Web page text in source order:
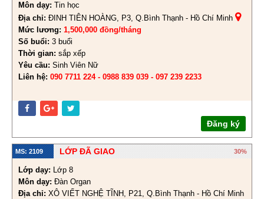
Môn dạy: Tin học
Địa chỉ: ĐINH TIÊN HOÀNG, P3, Q.Bình Thạnh - Hồ Chí Minh
Mức lương: 1,500,000 đồng/tháng
Số buổi: 3 buổi
Thời gian: sắp xếp
Yêu cầu: Sinh Viên Nữ
Liên hệ: 090 7711 224 - 0988 839 039 - 097 239 2233
Đăng ký
MS: 2109 LỚP ĐÃ GIAO 30%
Lớp dạy: Lớp 8
Môn dạy: Đàn Organ
Địa chỉ: XÔ VIẾT NGHỆ TĨNH, P21, Q.Bình Thạnh - Hồ Chí Minh